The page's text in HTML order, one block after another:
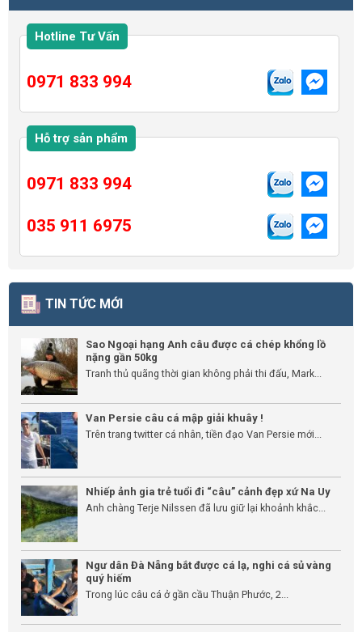
Hotline Tư Vấn
0971 833 994
Hỗ trợ sản phẩm
0971 833 994
035 911 6975
TIN TỨC MỚI
Sao Ngoại hạng Anh câu được cá chép khổng lồ
nặng gần 50kg
Tranh thủ quãng thời gian không phải thi đấu, Mark...
Van Persie câu cá mập giải khuây !
Trên trang twitter cá nhân, tiền đạo Van Persie mới...
Nhiếp ảnh gia trẻ tuổi đi “câu” cảnh đẹp xứ Na Uy
Anh chàng Terje Nilssen đã lưu giữ lại khoảnh khắc...
Ngư dân Đà Nẵng bắt được cá lạ, nghi cá sủ vàng
quý hiếm
Trong lúc câu cá ở gần cầu Thuận Phước, 2...